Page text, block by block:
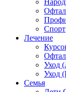
Спорт
Лечение
Уход
Уход
Семья